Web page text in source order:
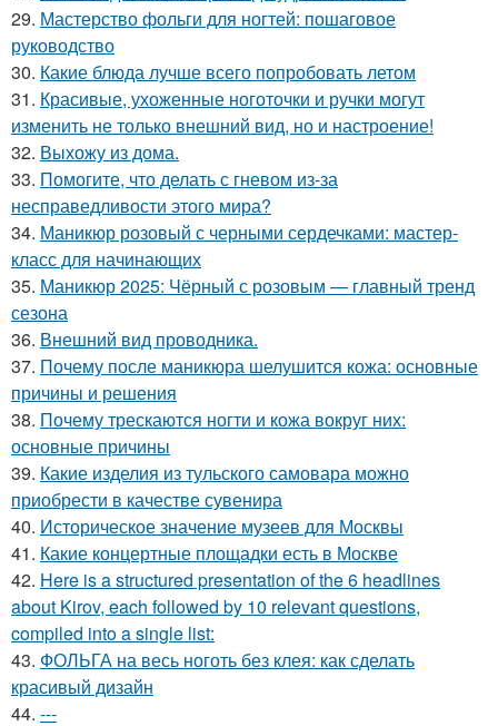
29. Мастерство фольги для ногтей: пошаговое
руководство
30. Какие блюда лучше всего попробовать летом
31. Красивые, ухоженные ноготочки и ручки могут
изменить не только внешний вид, но и настроение!
32. Выхожу из дома.
33. Помогите, что делать с гневом из-за
несправедливости этого мира?
34. Маникюр розовый с черными сердечками: мастер-
класс для начинающих
35. Маникюр 2025: Чёрный с розовым — главный тренд
сезона
36. Внешний вид проводника.
37. Почему после маникюра шелушится кожа: основные
причины и решения
38. Почему трескаются ногти и кожа вокруг них:
основные причины
39. Какие изделия из тульского самовара можно
приобрести в качестве сувенира
40. Историческое значение музеев для Москвы
41. Какие концертные площадки есть в Москве
42. Here is a structured presentation of the 6 headlines
about Kirov, each followed by 10 relevant questions,
compiled into a single list:
43. ФОЛЬГА на весь ноготь без клея: как сделать
красивый дизайн
44. ---